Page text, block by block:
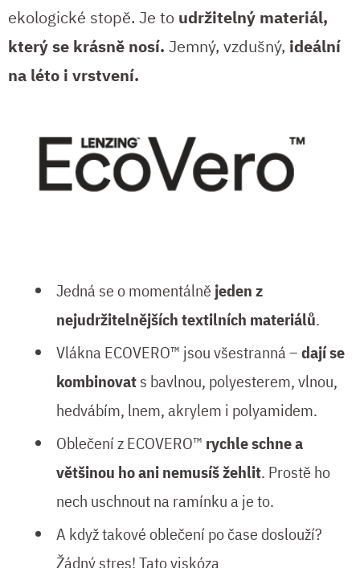
ekologické stopě. Je to udržitelný materiál,
který se krásně nosí. Jemný, vzdušný, ideální
na léto i vrstvení.
Jedná se o momentálně jeden z
nejudržitelnějších textilních materiálů.
Vlákna ECOVERO™ jsou všestranná –dají se
kombinovats bavlnou, polyesterem, vlnou,
hedvábím, lnem, akrylem i polyamidem.
Oblečení z ECOVERO™ rychle schne a
většinou ho ani nemusíš žehlit. Prostě ho
nech uschnout na ramínku a je to.
A když takové oblečení po čase doslouží?
Žádný stres! Tato viskóza